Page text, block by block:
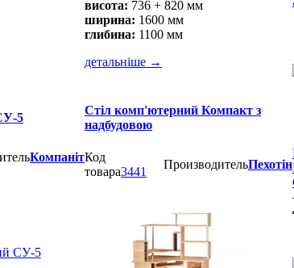
висота: 736 + 820 мм
ширина: 1600 мм
глибина: 1100 мм
детальніше →
5
Компаніт
Стіл комп'ютерний Компакт з
надбудовою
Код
товара3441
ПроизводительПехотін